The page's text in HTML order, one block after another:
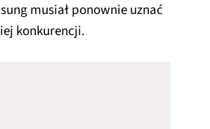
musiał ponownie uznać
konkurencji.